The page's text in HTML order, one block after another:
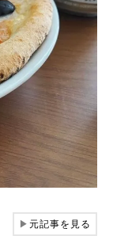
▶元記事を見る